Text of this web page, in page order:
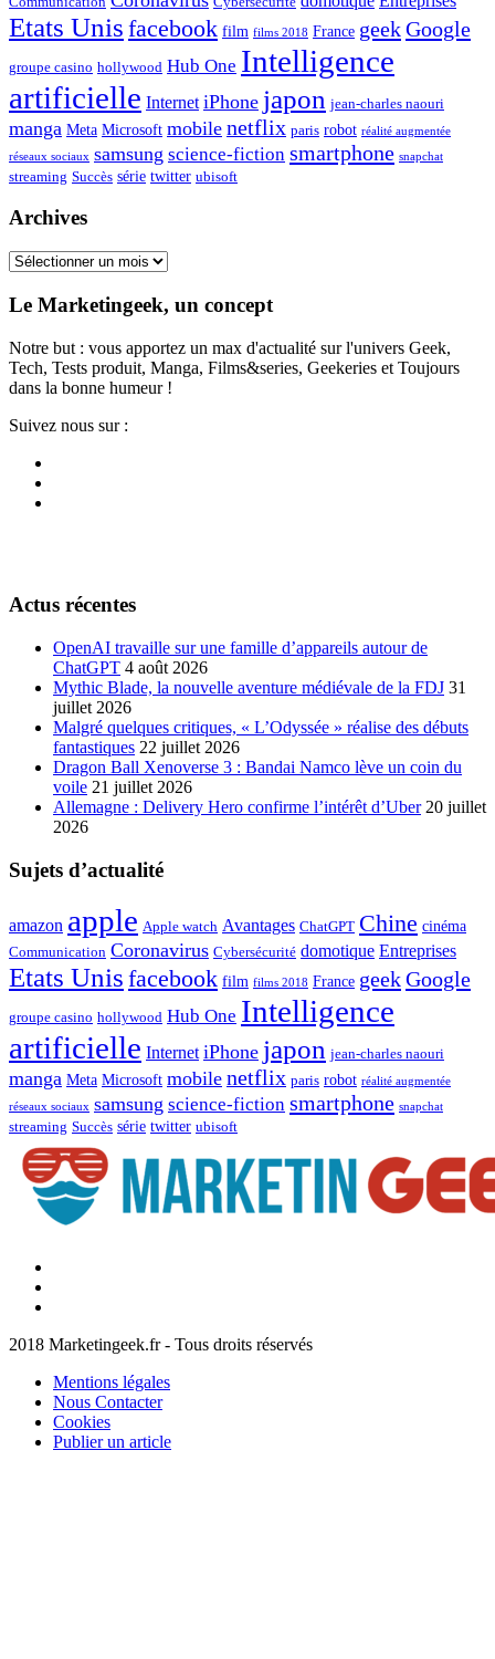
Etats Unis facebook film films 2018 France geekGoogle
groupe casino hollywood Hub One Intelligence
artificielle Internet iPhone japon jean-charles naouri
manga Meta Microsoft mobile netflix paris robot réalité augmentée
réseaux sociaux samsung science-fiction smartphone snapchat
streaming Succès série twitter ubisoft
Archives
Archives
Le Marketingeek, un concept
Notre but : vous apportez un max d'actualité sur l'univers Geek,
Tech, Tests produit, Manga, Films&series, Geekeries et Toujours
dans la bonne humeur !
Suivez nous sur :
Actus récentes
OpenAI travaille sur une famille d’appareils autour de
ChatGPT 4 août 2026
Mythic Blade, la nouvelle aventure médiévale de la FDJ 31
juillet 2026
Malgré quelques critiques, « L’Odyssée » réalise des débuts
fantastiques 22 juillet 2026
Dragon Ball Xenoverse 3 : Bandai Namco lève un coin du
voile 21 juillet 2026
Allemagne : Delivery Hero confirme l’intérêt d’Uber 20 juillet
2026
Sujets d’actualité
amazon apple Apple watch Avantages ChatGPT Chine cinéma
Communication Coronavirus Cybersécurité domotique Entreprises
Etats Unis facebook film films 2018 France geekGoogle
groupe casino hollywood Hub One Intelligence
artificielle Internet iPhone japon jean-charles naouri
manga Meta Microsoft mobile netflix paris robot réalité augmentée
réseaux sociaux samsung science-fiction smartphone snapchat
streaming Succès série twitter ubisoft
2018 Marketingeek.fr - Tous droits réservés
Mentions légales
Nous Contacter
Cookies
Publier un article